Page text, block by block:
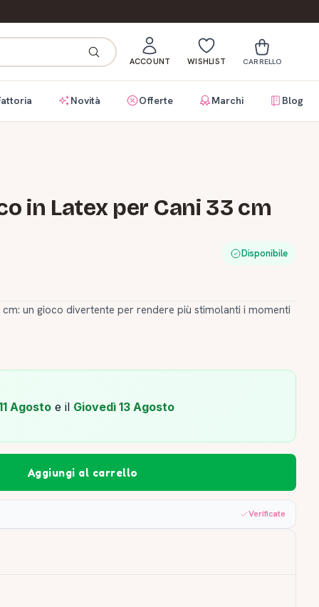
ACCOUNT WISHLIST CARRELLO
Novità Offerte Marchi Blog
in Latex per Cani 33 cm
Disponibile
un gioco divertente per rendere più stimolanti i momenti
Agosto e il Giovedì 13 Agosto
Aggiungi al carrello
Verificate